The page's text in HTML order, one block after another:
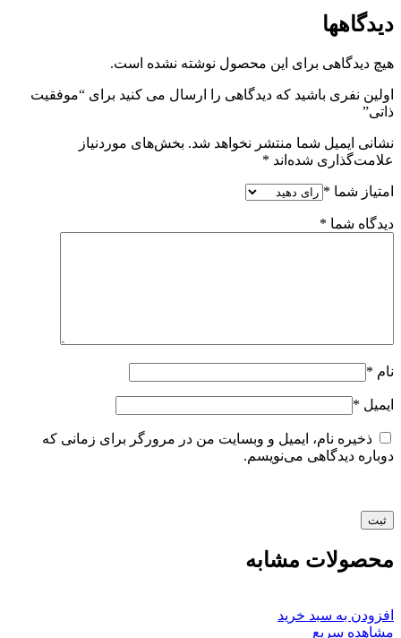
دیدگاهها
هیچ دیدگاهی برای این محصول نوشته نشده است.
اولین نفری باشید که دیدگاهی را ارسال می کنید برای “موفقیت
ذاتی”
نشانی ایمیل شما منتشر نخواهد شد. بخش‌های موردنیاز
علامت‌گذاری شده‌اند *
امتیاز شما *
دیدگاه شما *
نام *
ایمیل *
ذخیره نام، ایمیل و وبسایت من در مرورگر برای زمانی که
دوباره دیدگاهی می‌نویسم.
محصولات مشابه
افزودن به سبد خرید
مشاهده سریع